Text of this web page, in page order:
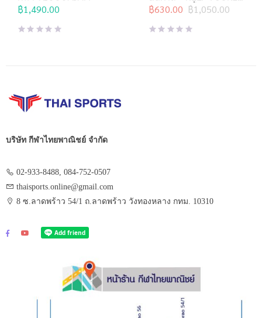
฿1,490.00
หน้ากากดำน้ำชุด สำหรับ
RC9201
฿1,050.00
Original
price
was:
฿630.00
Current
price
is:
บริษัท กีฬาไทยพาณิชย์ จำกัด
02-933-8488, 084-752-0507
thaisports.online@gmail.com
8 ซ.ลาดพร้าว 54/1 ถ.ลาดพร้าว วังทองหลาง กทม. 10310